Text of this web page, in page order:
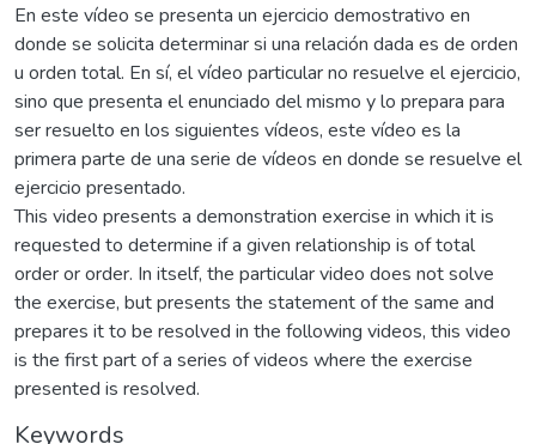
En este vídeo se presenta un ejercicio demostrativo en
donde se solicita determinar si una relación dada es de orden
u orden total. En sí, el vídeo particular no resuelve el ejercicio,
sino que presenta el enunciado del mismo y lo prepara para
ser resuelto en los siguientes vídeos, este vídeo es la
primera parte de una serie de vídeos en donde se resuelve el
ejercicio presentado.
This video presents a demonstration exercise in which it is
requested to determine if a given relationship is of total
order or order. In itself, the particular video does not solve
the exercise, but presents the statement of the same and
prepares it to be resolved in the following videos, this video
is the first part of a series of videos where the exercise
presented is resolved.
Keywords